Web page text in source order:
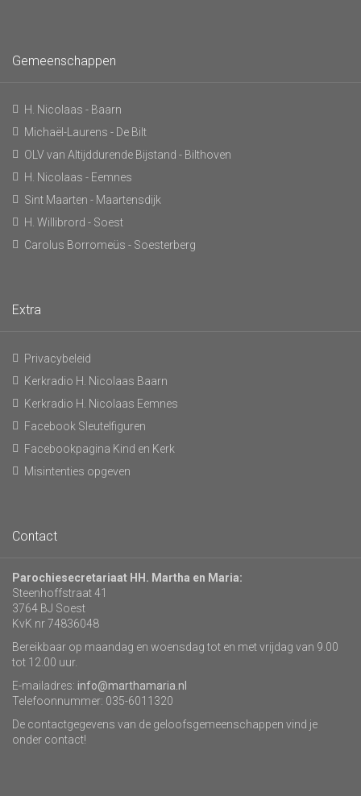
Gemeenschappen
H. Nicolaas - Baarn
Michaël-Laurens - De Bilt
OLV van Altijddurende Bijstand - Bilthoven
H. Nicolaas - Eemnes
Sint Maarten - Maartensdijk
H. Willibrord - Soest
Carolus Borromeüs - Soesterberg
Extra
Privacybeleid
Kerkradio H. Nicolaas Baarn
Kerkradio H. Nicolaas Eemnes
Facebook Sleutelfiguren
Facebookpagina Kind en Kerk
Misintenties opgeven
Contact
Parochiesecretariaat HH. Martha en Maria:
Steenhoffstraat 41
3764 BJ Soest
KvK nr 74836048
Bereikbaar op maandag en woensdag tot en met vrijdag van 9.00
tot 12.00 uur.
E-mailadres: info@marthamaria.nl
Telefoonnummer: 035-6011320
De contactgegevens van de geloofsgemeenschappen vind je
onder contact!